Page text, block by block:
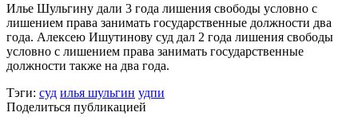
Илье Шульгину дали 3 года лишения свободы условно с
лишением права занимать государственные должности два
года. Алексею Ишутинову суд дал 2 года лишения свободы
условно с лишением права занимать государственные
должности также на два года.
Тэги: суд илья шульгин удпи
Поделиться публикацией